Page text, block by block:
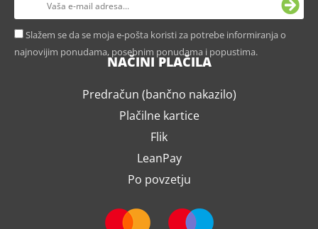
Slažem se da se moja e-pošta koristi za potrebe informiranja o
najnovijim ponudama, posebnim ponudama i popustima.
NAČINI PLAČILA
Predračun (bančno nakazilo)
Plačilne kartice
Flik
LeanPay
Po povzetju